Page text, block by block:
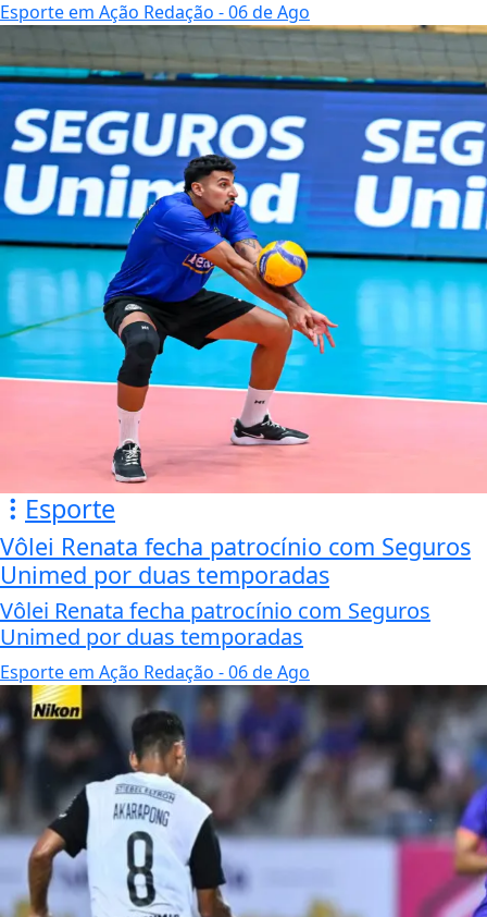
Esporte em Ação Redação - 06 de Ago
Esporte
Vôlei Renata fecha patrocínio com Seguros
Unimed por duas temporadas
Vôlei Renata fecha patrocínio com Seguros
Unimed por duas temporadas
Esporte em Ação Redação - 06 de Ago